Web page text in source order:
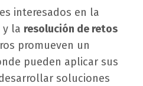
interesados en la
y la resolución de retos
promueven un
pueden aplicar sus
soluciones